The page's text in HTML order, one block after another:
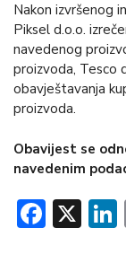
Nakon izvršenog
Piksel d.o.o.
navedenog
proizvoda, Tesco
obavještavanja
proizvoda.
Obavijest se
navedenim
X